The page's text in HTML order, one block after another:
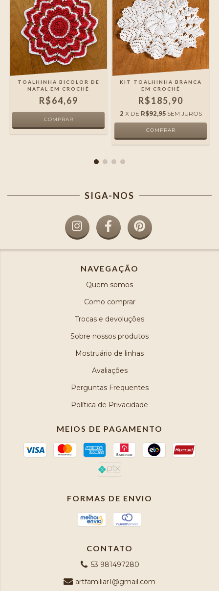
TOALHINHA BICOLOR DE
NATAL EM CROCHÊ
R$64,69
KIT TOALHINHA BRANCA
EM CROCHÊ
R$185,90
2 X DE R$92,95 SEM JUROS
SIGA-NOS
NAVEGAÇÃO
Quem somos
Como comprar
Trocas e devoluções
Sobre nossos produtos
Mostruário de linhas
Avaliações
Perguntas Frequentes
Política de Privacidade
MEIOS DE PAGAMENTO
FORMAS DE ENVIO
CONTATO
53 981497280
artfamiliar1@gmail.com